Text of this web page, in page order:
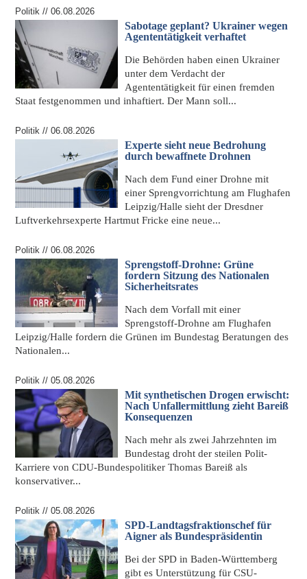
Politik // 06.08.2026
Sabotage geplant? Ukrainer wegen
Agententätigkeit verhaftet
Die Behörden haben einen Ukrainer
unter demVerdacht der
Agententätigkeit für einen fremden
Staat festgenommen und inhaftiert. Der Mann soll...
Politik // 06.08.2026
Experte sieht neue Bedrohung
durch bewaffnete Drohnen
Nach demFund einer Drohne mit
einer Sprengvorrichtung am Flughafen
Leipzig/Halle sieht der Dresdner
Luftverkehrsexperte Hartmut Fricke eine neue...
Politik // 06.08.2026
Sprengstoff-Drohne: Grüne
fordern Sitzung des Nationalen
Sicherheitsrates
Nach demVorfall mit einer
Sprengstoff-Drohne am Flughafen
Leipzig/Halle fordern die Grünen im Bundestag Beratungen des
Nationalen...
Politik // 05.08.2026
Mit synthetischen Drogen erwischt:
Nach Unfallermittlung zieht Bareiß
Konsequenzen
Nach mehr als zwei Jahrzehnten im
Bundestag droht der steilen Polit-
Karriere von CDU-Bundespolitiker Thomas Bareißals
konservativer...
Politik // 05.08.2026
SPD-Landtagsfraktionschef für
Aigner als Bundespräsidentin
Bei der SPD in Baden-Württemberg
gibt es Unterstützung fürCSU-